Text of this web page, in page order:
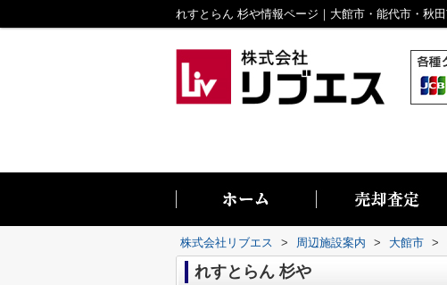
株式会社リブエス > 周辺施設案内 > 大館市 >
れすとらん 杉や